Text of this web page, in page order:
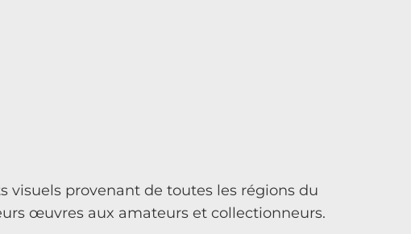
provenant de toutes les régions du
œuvres aux amateurs et collectionneurs.